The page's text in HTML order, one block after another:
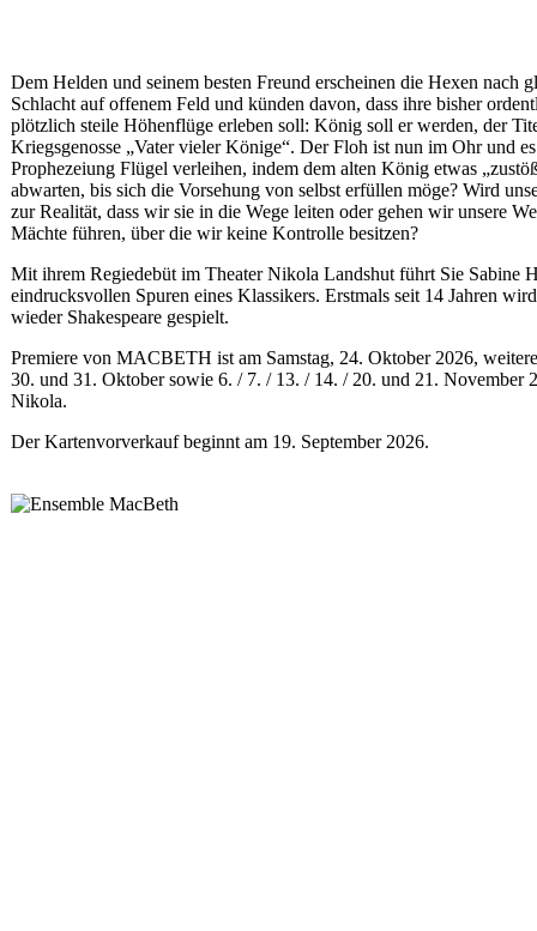
Dem Helden und seinem besten Freund erscheinen die Hexen nach
Schlacht auf offenem Feld und künden davon, dass ihre bisher
plötzlich steile Höhenflüge erleben soll: König soll er werden, der
Kriegsgenosse „Vater vieler Könige“. Der Floh ist nun im Ohr und
Prophezeiung Flügel verleihen, indem dem alten König etwas
abwarten, bis sich die Vorsehung von selbst erfüllen möge? Wird
zur Realität, dass wir sie in die Wege leiten oder gehen wir unsere
Mächte führen, über die wir keine Kontrolle besitzen?
Mit ihrem Regiedebüt im Theater Nikola Landshut führt Sie Sabine
eindrucksvollen Spuren eines Klassikers. Erstmals seit 14 Jahren
wieder Shakespeare gespielt.
Premiere von MACBETH ist am Samstag, 24. Oktober 2026,
30. und 31. Oktober sowie 6. / 7. / 13. / 14. / 20. und 21. November
Nikola.
Der Kartenvorverkauf beginnt am 19. September 2026.